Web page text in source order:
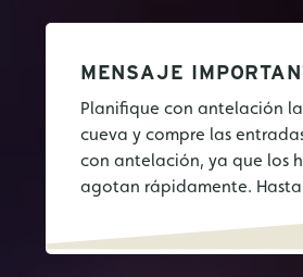
MENSAJE
Planifique con antelación
cueva y compre las
con antelación, ya que los
agotan rápidamente.